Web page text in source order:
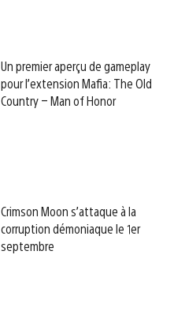
Un premier aperçu de gameplay
pour l’extension Mafia: The Old
Country – Man of Honor
Crimson Moon s’attaque à la
corruption démoniaque le 1er
septembre